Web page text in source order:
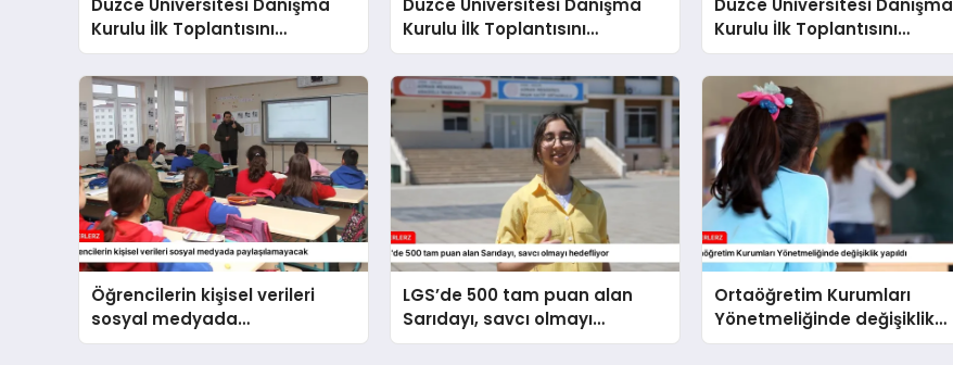
Kurulu İlk Toplantısını
Gerçekleştirdi
Kurulu İlk Toplantısını
Gerçekleştirdi
Kurulu İlk Toplantısını
Tamamladı
Öğrencilerin kişisel verileri
sosyal medyada
paylaşılamayacak
LGS’de 500 tam puan alan
Sarıdayı, savcı olmayı
hedefliyor
Ortaöğretim Kurumları
Yönetmeliğinde değişiklik
yapıldı